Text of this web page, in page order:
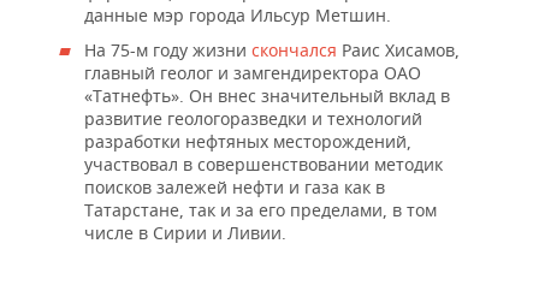
данные мэр города Ильсур Метшин.
На 75-м году жизни скончался Раис Хисамов,
главный геолог и замгендиректора ОАО
«Татнефть». Он внес значительный вклад в
развитие геологоразведки и технологий
разработки нефтяных месторождений,
участвовал в совершенствовании методик
поисков залежей нефти и газа как в
Татарстане, так и за его пределами, в том
числе в Сирии и Ливии.